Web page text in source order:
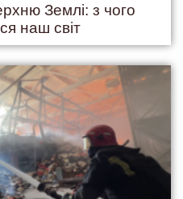
Землі: з чого
наш світ